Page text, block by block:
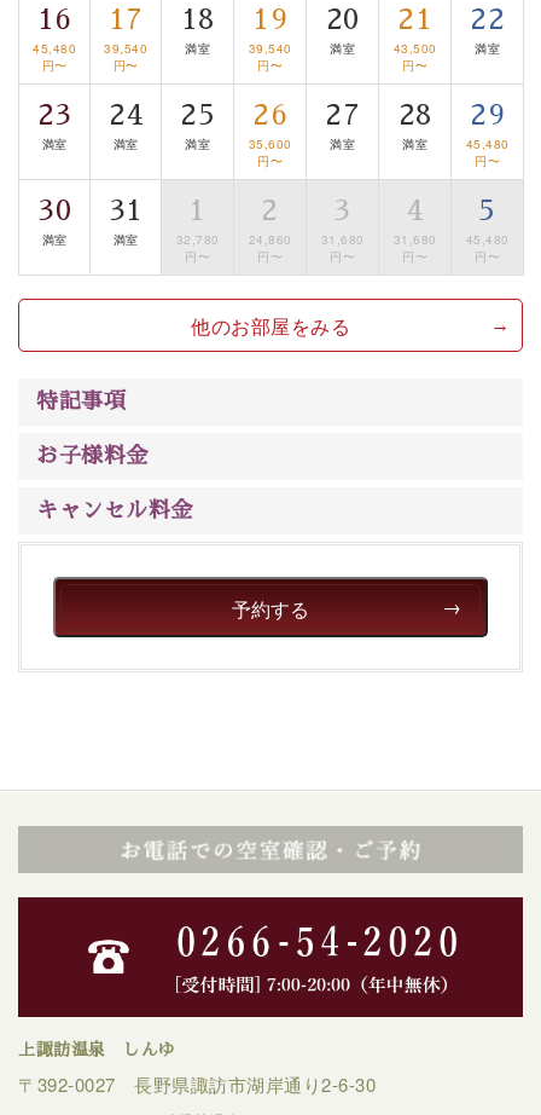
清らかな源泉、自然の恵みあるお食事、諏訪湖に包まれ
るお部屋、 大人のたしなみを感じていただける、美しく
癒される宿で贅沢に幸せのときを安心してお過ごしくだ
16
45,480
円〜
17
39,540
円〜
18
満室
19
39,540
円〜
20
満室
21
43,500
円〜
22
満室
23
満室
24
満室
25
満室
26
35,600
円〜
27
満室
28
満室
29
45,480
円〜
30
満室
31
満室
1
32,780
円〜
2
24,860
円〜
3
31,680
円〜
4
31,680
円〜
5
45,480
円〜
他のお部屋をみる
特記事項
お子様料金
キャンセル料金
予約する
上諏訪温泉 しんゆ
〒392-0027 長野県諏訪市湖岸通り2-6-30